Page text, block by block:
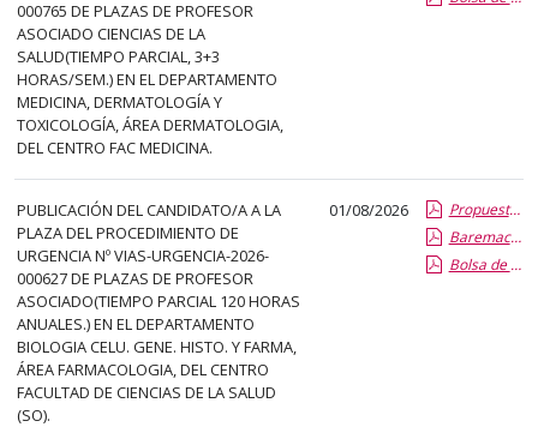
el
enlace
que
abre
un
PDF
con
el
detalle
del
anuncio
completo.
000765 DE PLAZAS DE PROFESOR
ASOCIADO CIENCIAS DE LA
SALUD(TIEMPO PARCIAL, 3+3
HORAS/SEM.) EN EL DEPARTAMENTO
MEDICINA, DERMATOLOGÍA Y
TOXICOLOGÍA, ÁREA DERMATOLOGIA,
DEL CENTRO FAC MEDICINA.
PUBLICACIÓN DEL CANDIDATO/A A LA
PLAZA DEL PROCEDIMIENTO DE
URGENCIA Nº VIAS-URGENCIA-2026-
000627 DE PLAZAS DE PROFESOR
ASOCIADO(TIEMPO PARCIAL 120 HORAS
ANUALES.) EN EL DEPARTAMENTO
BIOLOGIA CELU. GENE. HISTO. Y FARMA,
ÁREA FARMACOLOGIA, DEL CENTRO
FACULTAD DE CIENCIAS DE LA SALUD
(SO).
01/08/2026
Propuesta Formal de Contratacion por Vias de Urgencia
Baremacion de Candidatos
Bolsa de Empleo